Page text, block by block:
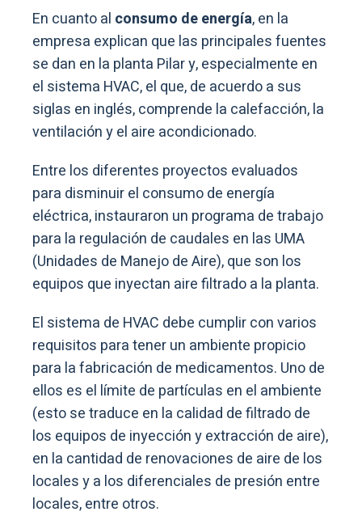
En cuanto al consumo de energía, en la
empresa explican que las principales fuentes
se dan en la planta Pilar y, especialmente en
el sistema HVAC, el que, de acuerdo a sus
siglas en inglés, comprende la calefacción, la
ventilación y el aire acondicionado.
Entre los diferentes proyectos evaluados
para disminuir el consumo de energía
eléctrica, instauraron un programa de trabajo
para la regulación de caudales en las UMA
(Unidades de Manejo de Aire), que son los
equipos que inyectan aire filtrado a la planta.
El sistema de HVAC debe cumplir con varios
requisitos para tener un ambiente propicio
para la fabricación de medicamentos. Uno de
ellos es el límite de partículas en el ambiente
(esto se traduce en la calidad de filtrado de
los equipos de inyección y extracción de aire),
en la cantidad de renovaciones de aire de los
locales y a los diferenciales de presión entre
locales, entre otros.